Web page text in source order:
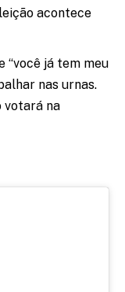
acontece
“você já tem meu
nas urnas.
votará na